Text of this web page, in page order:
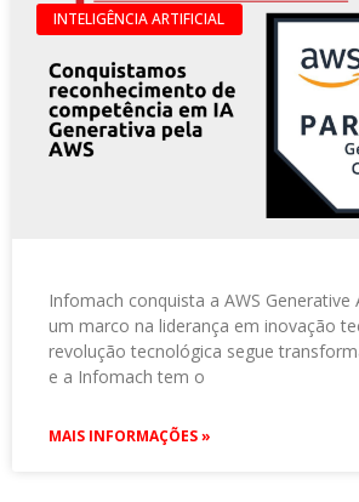
INTELIGÊNCIA ARTIFICIAL
Infomach conquista a AWS Generative
um marco na liderança em inovação
revolução tecnológica segue
e a Infomach tem o
MAIS INFORMAÇÕES »